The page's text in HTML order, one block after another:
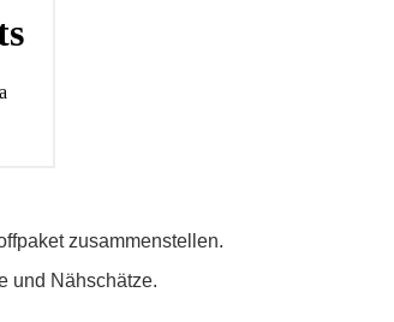
zusammenstellen.
und Nähschätze.